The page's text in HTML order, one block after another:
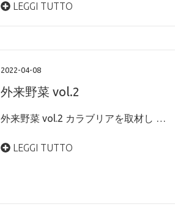
LEGGI TUTTO
2022-04-08
外来野菜 vol.2
外来野菜 vol.2 カラブリアを取材し …
LEGGI TUTTO